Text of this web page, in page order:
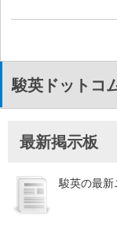
駿英ドットコ
最新掲示板
駿英の最新